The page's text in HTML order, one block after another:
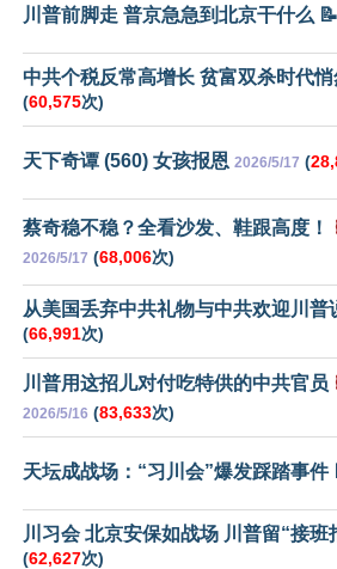
川普前脚走 普京急急到北京干什么 📝
中共个税反常高增长 贫富双杀时代
(60,575次)
天下奇谭 (560) 女孩报恩 2026/5/17 (
蔡奇稳不稳？全看沙发、鞋跟高度！
2026/5/17 (68,006次)
从美国丢弃中共礼物与中共欢迎川普
(66,991次)
川普用这招儿对付吃特供的中共官员
2026/5/16 (83,633次)
天坛成战场：“习川会”爆发踩踏事件
川习会 北京安保如战场 川普留“接班
(62,627次)